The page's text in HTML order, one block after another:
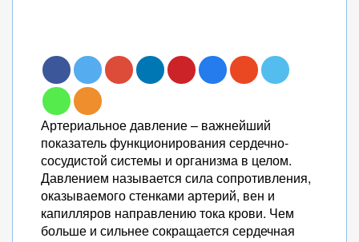
Артериальное давление – важнейший
показатель функционирования сердечно-
сосудистой системы и организма в целом.
Давлением называется сила сопротивления,
оказываемого стенками артерий, вен и
капилляров направлению тока крови. Чем
больше и сильнее сокращается сердечная